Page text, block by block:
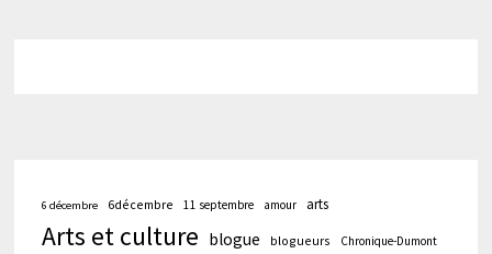
6 décembre 6décembre 11 septembre amour arts
Arts et culture blogue blogueurs Chronique-Dumont